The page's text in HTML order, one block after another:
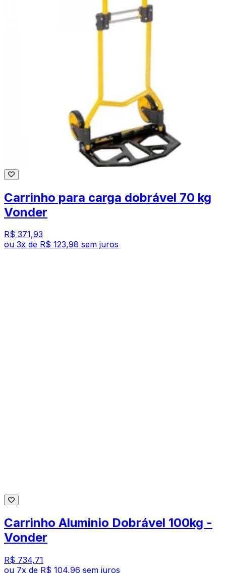
Carrinho para carga dobrável 70 kg
Vonder
R$ 371,93
ou 3x de R$ 123,98 sem juros
Carrinho Aluminio Dobrável 100kg -
Vonder
R$ 734,71
ou 7x de R$ 104,96 sem juros